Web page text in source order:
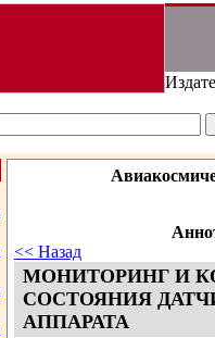
<< Назад
МОНИТОРИНГ И
СОСТОЯНИЯ
АППАРАТА